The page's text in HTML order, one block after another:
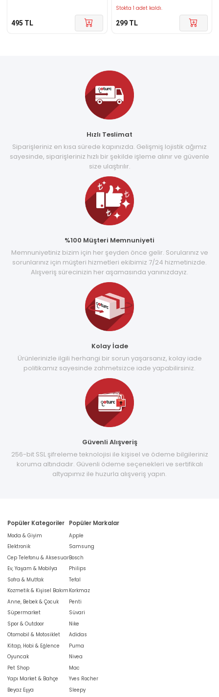
495 TL
Stokta 1 adet kaldı.
299 TL
Hızlı Teslimat
Siparişleriniz en kısa sürede kapınızda. Gelişmiş lojistik ağımız
sayesinde, siparişleriniz hızlı bir şekilde işleme alınır ve güvenle
size ulaştırılır.
%100 Müşteri Memnuniyeti
Memnuniyetiniz bizim için her şeyden önce gelir. Sorularınız ve
sorunlarınız için müşteri hizmetleri ekibimiz 7/24 hizmetinizde.
Alışveriş sürecinizin her aşamasında yanınızdayız.
Kolay İade
Ürünlerinizle ilgili herhangi bir sorun yaşarsanız, kolay iade
politikamız sayesinde zahmetsizce iade yapabilirsiniz.
Güvenli Alışveriş
256-bit SSL şifreleme teknolojisi ile kişisel ve ödeme bilgileriniz
koruma altındadır. Güvenli ödeme seçenekleri ve sertifikalı
altyapımız ile huzurla alışveriş yapın.
Popüler Kategoriler
Moda & Giyim
Elektronik
Cep Telefonu & Aksesuar
Ev, Yaşam & Mobilya
Sofra & Mutfak
Kozmetik & Kişisel Bakım
Anne, Bebek & Çocuk
Süpermarket
Spor & Outdoor
Otomobil & Motosiklet
Kitap, Hobi & Eğlence
Oyuncak
Pet Shop
Yapı Market & Bahçe
Beyaz Eşya
Popüler Markalar
Apple
Samsung
Bosch
Philips
Tefal
Korkmaz
Penti
Süvari
Nike
Adidas
Puma
Nivea
Mac
Yves Rocher
Sleepy